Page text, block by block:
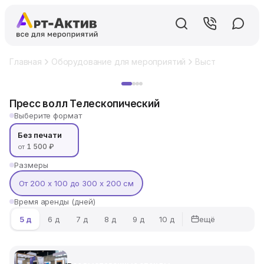
Главная Оборудование для мероприятий Выставочный
Пресс волл Телескопический
Выберите формат
Без печати
от 1 500 ₽
Размеры
От 200 х 100 до 300 х 200 см
Время аренды (дней)
5 д
6 д 7 д 8 д 9 д 10 д ещё